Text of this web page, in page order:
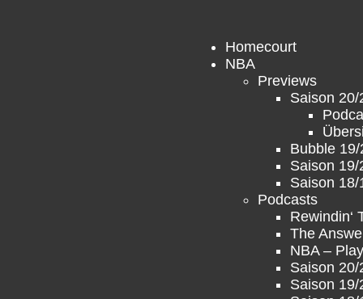
Homecourt
NBA
Previews
Saison 20/
Bubble 19/
Saison 19/
Saison 18/
Podcasts
Rewindin‘
The
NBA –
Saison 20/
Saison 19/